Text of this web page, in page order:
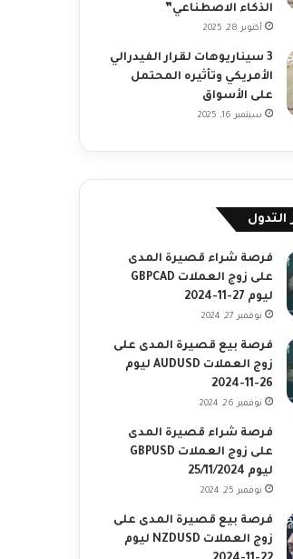
الذكاء الاصطناعي”
أكتوبر 28, 2025
3 سيناريوهات لقرار الفيدرالي
الأمريكي وتأثيره المحتمل
على الأسواق
سبتمبر 16, 2025
التدول
فرصة شراء قصيرة المدى
على زوج العملات GBPCAD
ليوم 27-11-2024
نوفمبر 27, 2024
فرصة بيع قصيرة المدى على
زوج العملات AUDUSD ليوم
26-11-2024
نوفمبر 26, 2024
فرصة شراء قصيرة المدى
على زوج العملات GBPUSD
ليوم 25/11/2024
نوفمبر 25, 2024
فرصة بيع قصيرة المدى على
زوج العملات NZDUSD ليوم